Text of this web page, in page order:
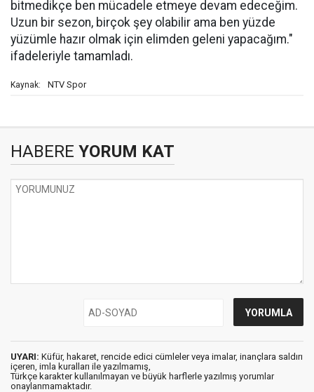
bitmedikçe ben mücadele etmeye devam edeceğim.
Uzun bir sezon, birçok şey olabilir ama ben yüzde
yüzümle hazır olmak için elimden geleni yapacağım."
ifadeleriyle tamamladı.
Kaynak: NTV Spor
HABERE YORUM KAT
UYARI: Küfür, hakaret, rencide edici cümleler veya imalar, inançlara saldırı
içeren, imla kuralları ile yazılmamış,
Türkçe karakter kullanılmayan ve büyük harflerle yazılmış yorumlar
onaylanmamaktadır.